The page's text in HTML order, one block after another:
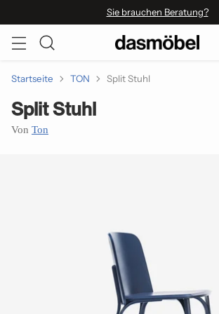
Sie brauchen Beratung?
Startseite TON Split Stuhl
Split Stuhl
Von Ton